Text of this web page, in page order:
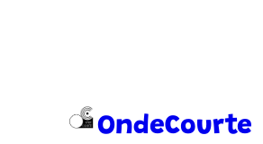
OndeCourte